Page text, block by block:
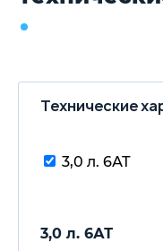
Технические
3,0 л. 6АТ
3,0 л. 6АТ